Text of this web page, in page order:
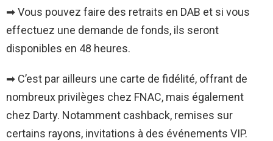
➡ Vous pouvez faire des retraits en DAB et si vous
effectuez une demande de fonds, ils seront
disponibles en 48 heures.
➡ C’est par ailleurs une carte de fidélité, offrant de
nombreux privilèges chez FNAC, mais également
chez Darty. Notamment cashback, remises sur
certains rayons, invitations à des événements VIP.